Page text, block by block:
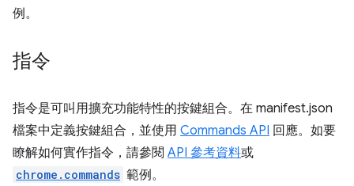
例。
指令
指令是可叫用擴充功能特性的按鍵組合。在 manifest.json
檔案中定義按鍵組合，並使用 Commands API 回應。如要
瞭解如何實作指令，請參閱 API 參考資料或
chrome.commands 範例。